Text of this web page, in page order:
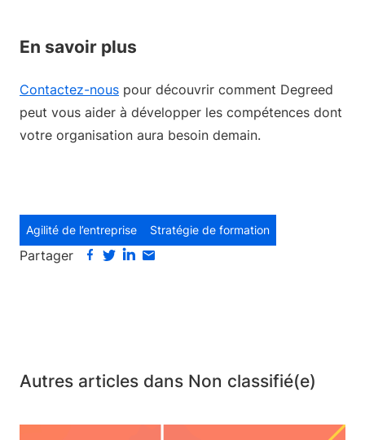
En savoir plus
Contactez-nous pour découvrir comment Degreed
peut vous aider à développer les compétences dont
votre organisation aura besoin demain.
Agilité de l’entreprise Stratégie de formation
Partager
Autres articles dans Non classifié(e)